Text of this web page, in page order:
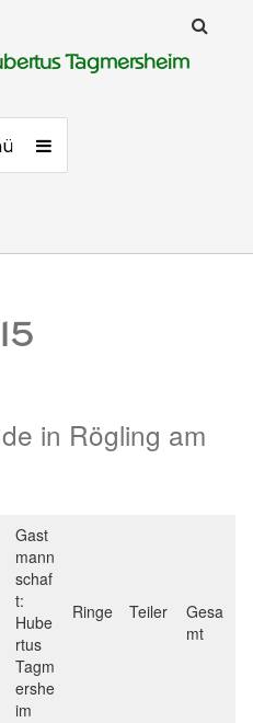
Tagmersheim
in Rögling am
Gast
mann
schaf
t:
Hube
rtus
Tagm
ershe
im
Ringe Teiler
Gesa
mt